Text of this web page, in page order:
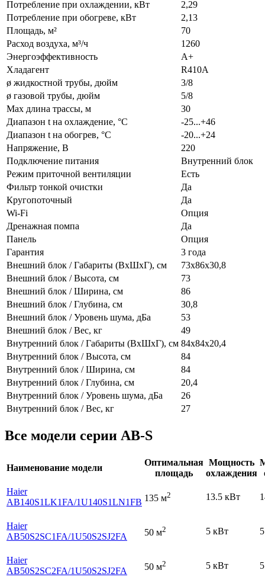
Потребление при охлаждении, кВт
2,29
Потребление при обогреве, кВт
2,13
Площадь, м²
70
Расход воздуха, м³/ч
1260
Энергоэффективность
A+
Хладагент
R410A
ø жидкостной трубы, дюйм
3/8
ø газовой трубы, дюйм
5/8
Max длина трассы, м
30
Диапазон t на охлаждение, °С
-25...+46
Диапазон t на обогрев, °С
-20...+24
Напряжение, В
220
Подключение питания
Внутренний блок
Режим приточной вентиляции
Есть
Фильтр тонкой очистки
Да
Кругопоточный
Да
Wi-Fi
Опция
Дренажная помпа
Да
Панель
Опция
Гарантия
3 года
Внешний блок / Габариты (ВхШхГ), см
73x86x30,8
Внешний блок / Высота, см
73
Внешний блок / Ширина, см
86
Внешний блок / Глубина, см
30,8
Внешний блок / Уровень шума, дБа
53
Внешний блок / Вес, кг
49
Внутренний блок / Габариты (ВхШхГ), см 84x84х20,4
Внутренний блок / Высота, см
84
Внутренний блок / Ширина, см
84
Внутренний блок / Глубина, см
20,4
Внутренний блок / Уровень шума, дБа
26
Внутренний блок / Вес, кг
27
Все модели серии AB-S
Наименование модели
Оптимальная
площадь
Мощность
охлаждения
Haier
AB140S1LK1FA/1U140S1LN1FB 135 м2 13.5 кВт
Haier
AB50S2SC1FA/1U50S2SJ2FA 50 м2 5 кВт
Haier
AB50S2SC2FA/1U50S2SJ2FA 50 м2 5 кВт